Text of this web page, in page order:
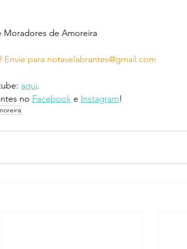
Moradores de Amoreira
para notavelabrantes@gmail.com
aqui.
no Facebook e Instagram!